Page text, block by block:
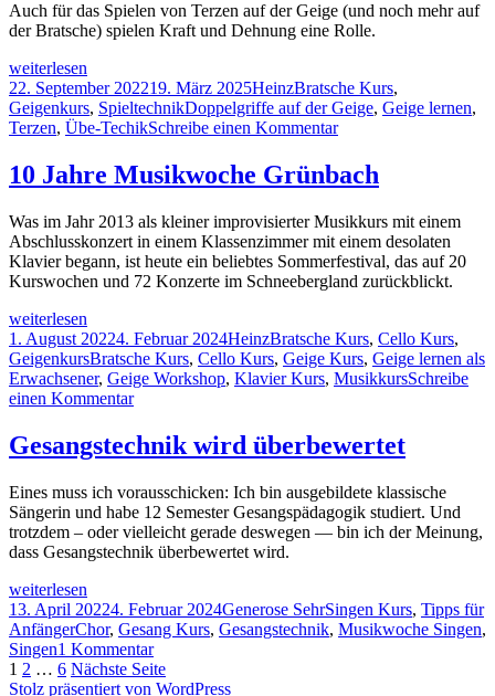
erfüllendes
Musizieren
Auch für das Spielen von Terzen auf der Geige (und noch mehr auf
der Bratsche) spielen Kraft und Dehnung eine Rolle.
So
klappts
mit
den
weiterlesen
Veröffentlicht
am
22. September 202219. März 2025Autor
HeinzKategorien
Bratsche Kurs,
Geigenkurs, SpieltechnikSchlagwörter
Doppelgriffe auf der Geige, Geige lernen,
Terzen, Übe-TechikSchreibe einen Kommentarzu
klappts
mit
Terzen
10 Jahre Musikwoche Grünbach
Was im Jahr 2013 als kleiner improvisierter Musikkurs mit einem
Abschlusskonzert in einem Klassenzimmer mit einem desolaten
Klavier begann, ist heute ein beliebtes Sommerfestival, das auf 20
Kurswochen und 72 Konzerte im Schneebergland zurückblickt.
10
Jahre
Musikwoche
Grünbach
weiterlesen
Veröffentlicht
am
1. August 20224. Februar 2024Autor
HeinzKategorien
Bratsche Kurs, Cello Kurs,
GeigenkursSchlagwörter
Bratsche Kurs, Cello Kurs, Geige Kurs, Geige lernen als
Erwachsener, Geige Workshop, Klavier Kurs, MusikkursSchreibe
einen Kommentarzu
Jahre
Musikwoche
Gesangstechnik wird überbewertet
Eines muss ich vorausschicken: Ich bin ausgebildete klassische
Sängerin und habe 12 Semester Gesangspädagogik studiert. Und
trotzdem – oder vielleicht gerade deswegen — bin ich der Meinung,
dass Gesangstechnik überbewertet wird.
Gesangstechnik
wird
überbewertet
weiterlesen
Veröffentlicht
am
13. April 20224. Februar 2024Autor
Generose SehrKategorien
Singen Kurs, Tipps für
AnfängerSchlagwörter
Chor, Gesang Kurs, Gesangstechnik, Musikwoche Singen,
Singen1 Kommentarzu
Gesangstechnik
wird
Seitennummerierung
Seite
1 Seite
2 … Seite
6 Nächste Seite
Stolz präsentiert von WordPress